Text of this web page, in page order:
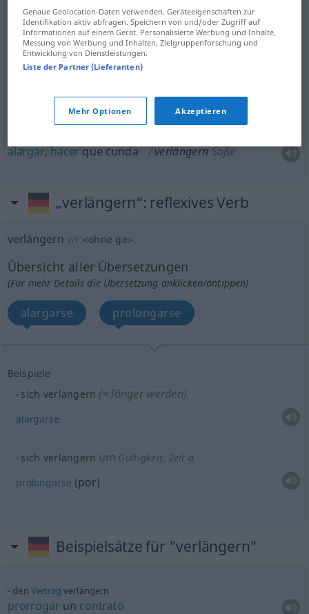
Zeitrauma.
alargar,hacerque cunda verlängernSoße
„verlängern“: reflexives Verb
verlängern v/r <ohne ge>
Übersicht aller Übersetzungen
(Für mehr Details die Übersetzung anklicken/antippen)
alargarse prolongarse
Beispiele
sich verlängern (≈ länger werden)
alargarse
sich verlängern um Gültigkeit, Zeit a.
prolongarse (por)
Beispielsätze für "verlängern"
den Vertrag verlängern
prorrogar un contrato
Genaue Geolocation-Daten verwenden. Geräteeigenschaften zur
Identifikation aktiv abfragen. Speichern von und/oder Zugriff auf
Informationen auf einem Gerät. Personalisierte Werbung und Inhalte,
Messung von Werbung und Inhalten, Zielgruppenforschung und
Entwicklung von Dienstleistungen.
Liste der Partner (Lieferanten)
Mehr Optionen Akzeptieren